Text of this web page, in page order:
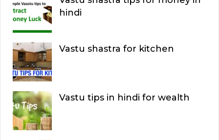
hindi
Vastu shastra for kitchen
Vastu tips in hindi for wealth